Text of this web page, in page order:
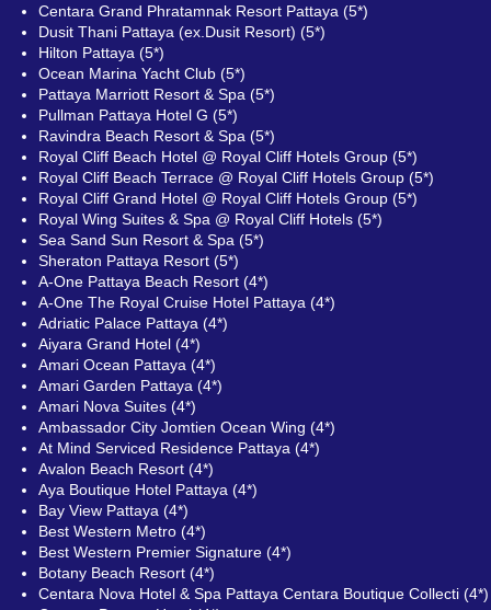
Centara Grand Phratamnak Resort Pattaya (5*)
Dusit Thani Pattaya (ex.Dusit Resort) (5*)
Hilton Pattaya (5*)
Ocean Marina Yacht Club (5*)
Pattaya Marriott Resort & Spa (5*)
Pullman Pattaya Hotel G (5*)
Ravindra Beach Resort & Spa (5*)
Royal Cliff Beach Hotel @ Royal Cliff Hotels Group (5*)
Royal Cliff Beach Terrace @ Royal Cliff Hotels Group (5*)
Royal Cliff Grand Hotel @ Royal Cliff Hotels Group (5*)
Royal Wing Suites & Spa @ Royal Cliff Hotels (5*)
Sea Sand Sun Resort & Spa (5*)
Sheraton Pattaya Resort (5*)
A-One Pattaya Beach Resort (4*)
A-One The Royal Cruise Hotel Pattaya (4*)
Adriatic Palace Pattaya (4*)
Aiyara Grand Hotel (4*)
Amari Ocean Pattaya (4*)
Amari Garden Pattaya (4*)
Amari Nova Suites (4*)
Ambassador City Jomtien Ocean Wing (4*)
At Mind Serviced Residence Pattaya (4*)
Avalon Beach Resort (4*)
Aya Boutique Hotel Pattaya (4*)
Bay View Pattaya (4*)
Best Western Metro (4*)
Best Western Premier Signature (4*)
Botany Beach Resort (4*)
Centara Nova Hotel & Spa Pattaya Centara Boutique Collecti (4*)